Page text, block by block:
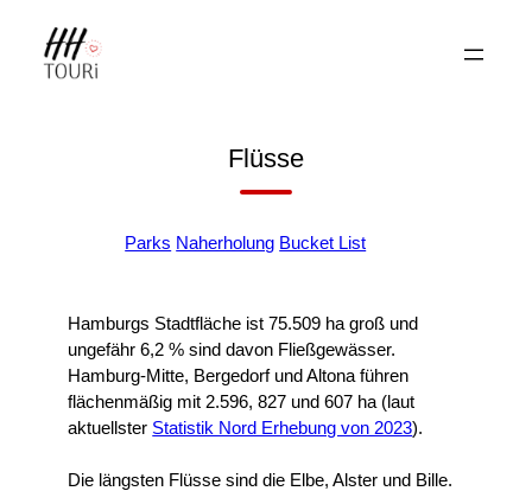
Inhalt
springen
Flüsse
Parks Naherholung Bucket List
Hamburgs Stadtfläche ist 75.509 ha groß und
ungefähr 6,2 % sind davon Fließgewässer.
Hamburg-Mitte, Bergedorf und Altona führen
flächenmäßig mit 2.596, 827 und 607 ha (laut
aktuellster Statistik Nord Erhebung von 2023).
Die längsten Flüsse sind die Elbe, Alster und Bille.